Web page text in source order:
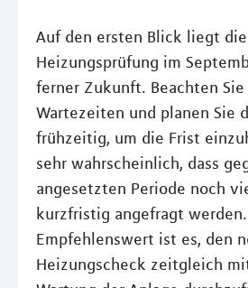
Auf den ersten Blick liegt
Heizungsprüfung im
ferner Zukunft. Beachten
Wartezeiten und planen Sie
frühzeitig, um die Frist
sehr wahrscheinlich, dass
angesetzten Periode noch
kurzfristig angefragt werden.
Empfehlenswert ist es, den
Heizungscheck zeitgleich